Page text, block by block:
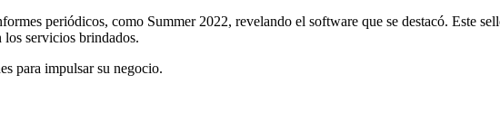
periódicos, como Summer 2022, revelando el software que se destacó. Este
los servicios brindados.
para impulsar su negocio.